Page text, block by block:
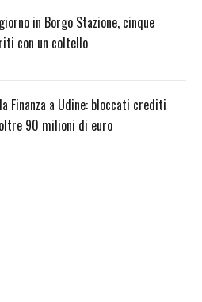
in Borgo Stazione, cinque
con un coltello
Finanza a Udine: bloccati crediti
90 milioni di euro